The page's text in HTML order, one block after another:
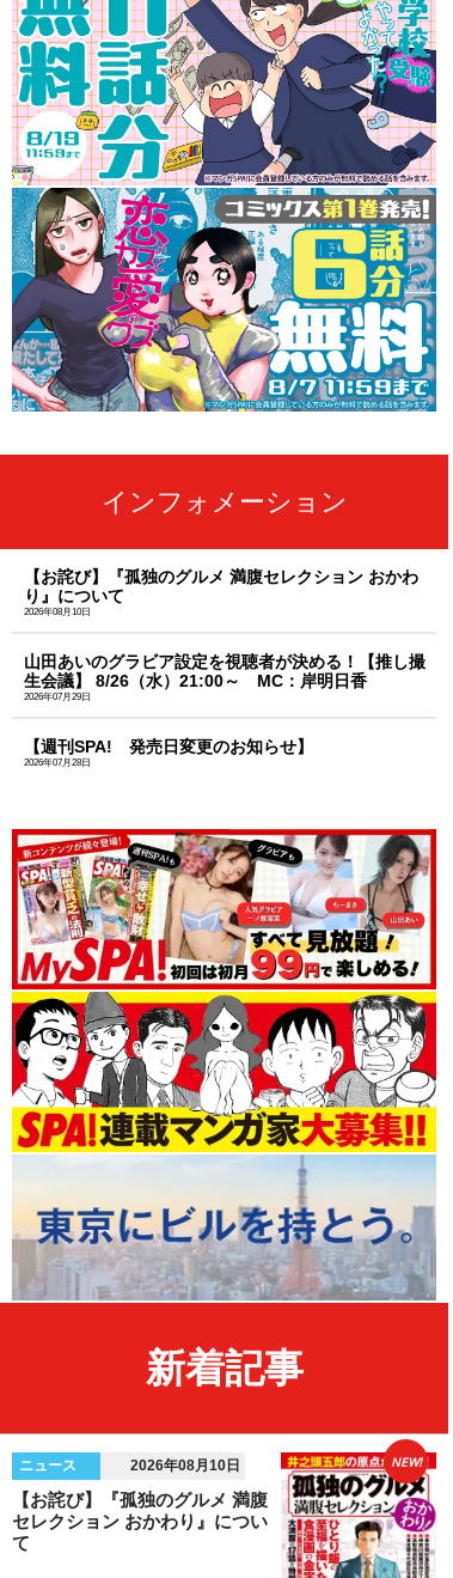
インフォメーション
【お詫び】『孤独のグルメ 満腹セレクション おかわ
り』について
2026年08月10日
山田あいのグラビア設定を視聴者が決める！【推し撮
生会議】 8/26（水）21:00～ MC：岸明日香
2026年07月29日
【週刊SPA! 発売日変更のお知らせ】
2026年07月28日
新着記事
ニュース 2026年08月10日
【お詫び】『孤独のグルメ 満腹
セレクション おかわり』につい
て
NEW!